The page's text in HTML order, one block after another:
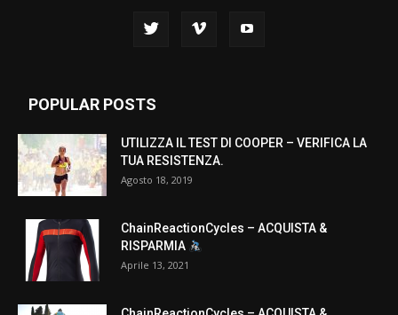
POPULAR POSTS
UTILIZZA IL TEST DI COOPER – VERIFICA LA
TUA RESISTENZA.
Agosto 18, 2019
ChainReactionCycles – ACQUISTA &
RISPARMIA
Aprile 13, 2021